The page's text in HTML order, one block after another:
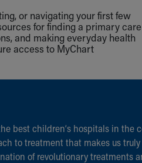
or navigating your first few
for finding a primary care
and making everyday health
access to MyChart
best children‘s hospitals in the
to treatment that makes us truly
of revolutionary treatments